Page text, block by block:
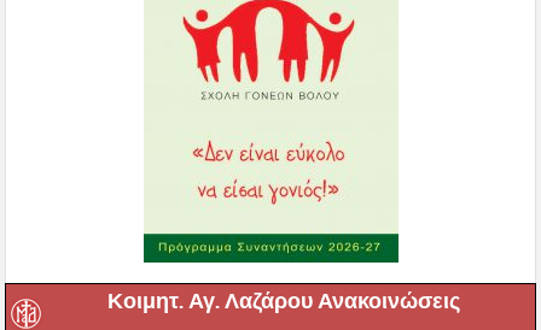
Κοιμητ. Αγ. Λαζάρου Ανακοινώσεις